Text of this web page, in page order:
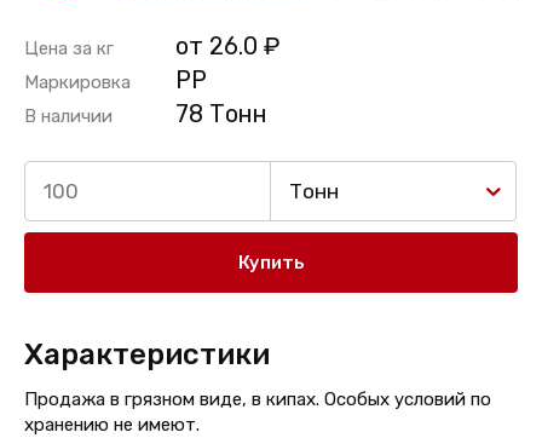
Цена за кг от 26.0 ₽
Маркировка PP
В наличии 78 Тонн
Тонн
Купить
Характеристики
Продажа в грязном виде, в кипах. Особых условий по
хранению не имеют.